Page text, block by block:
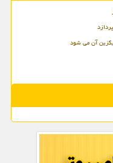
آن می شود